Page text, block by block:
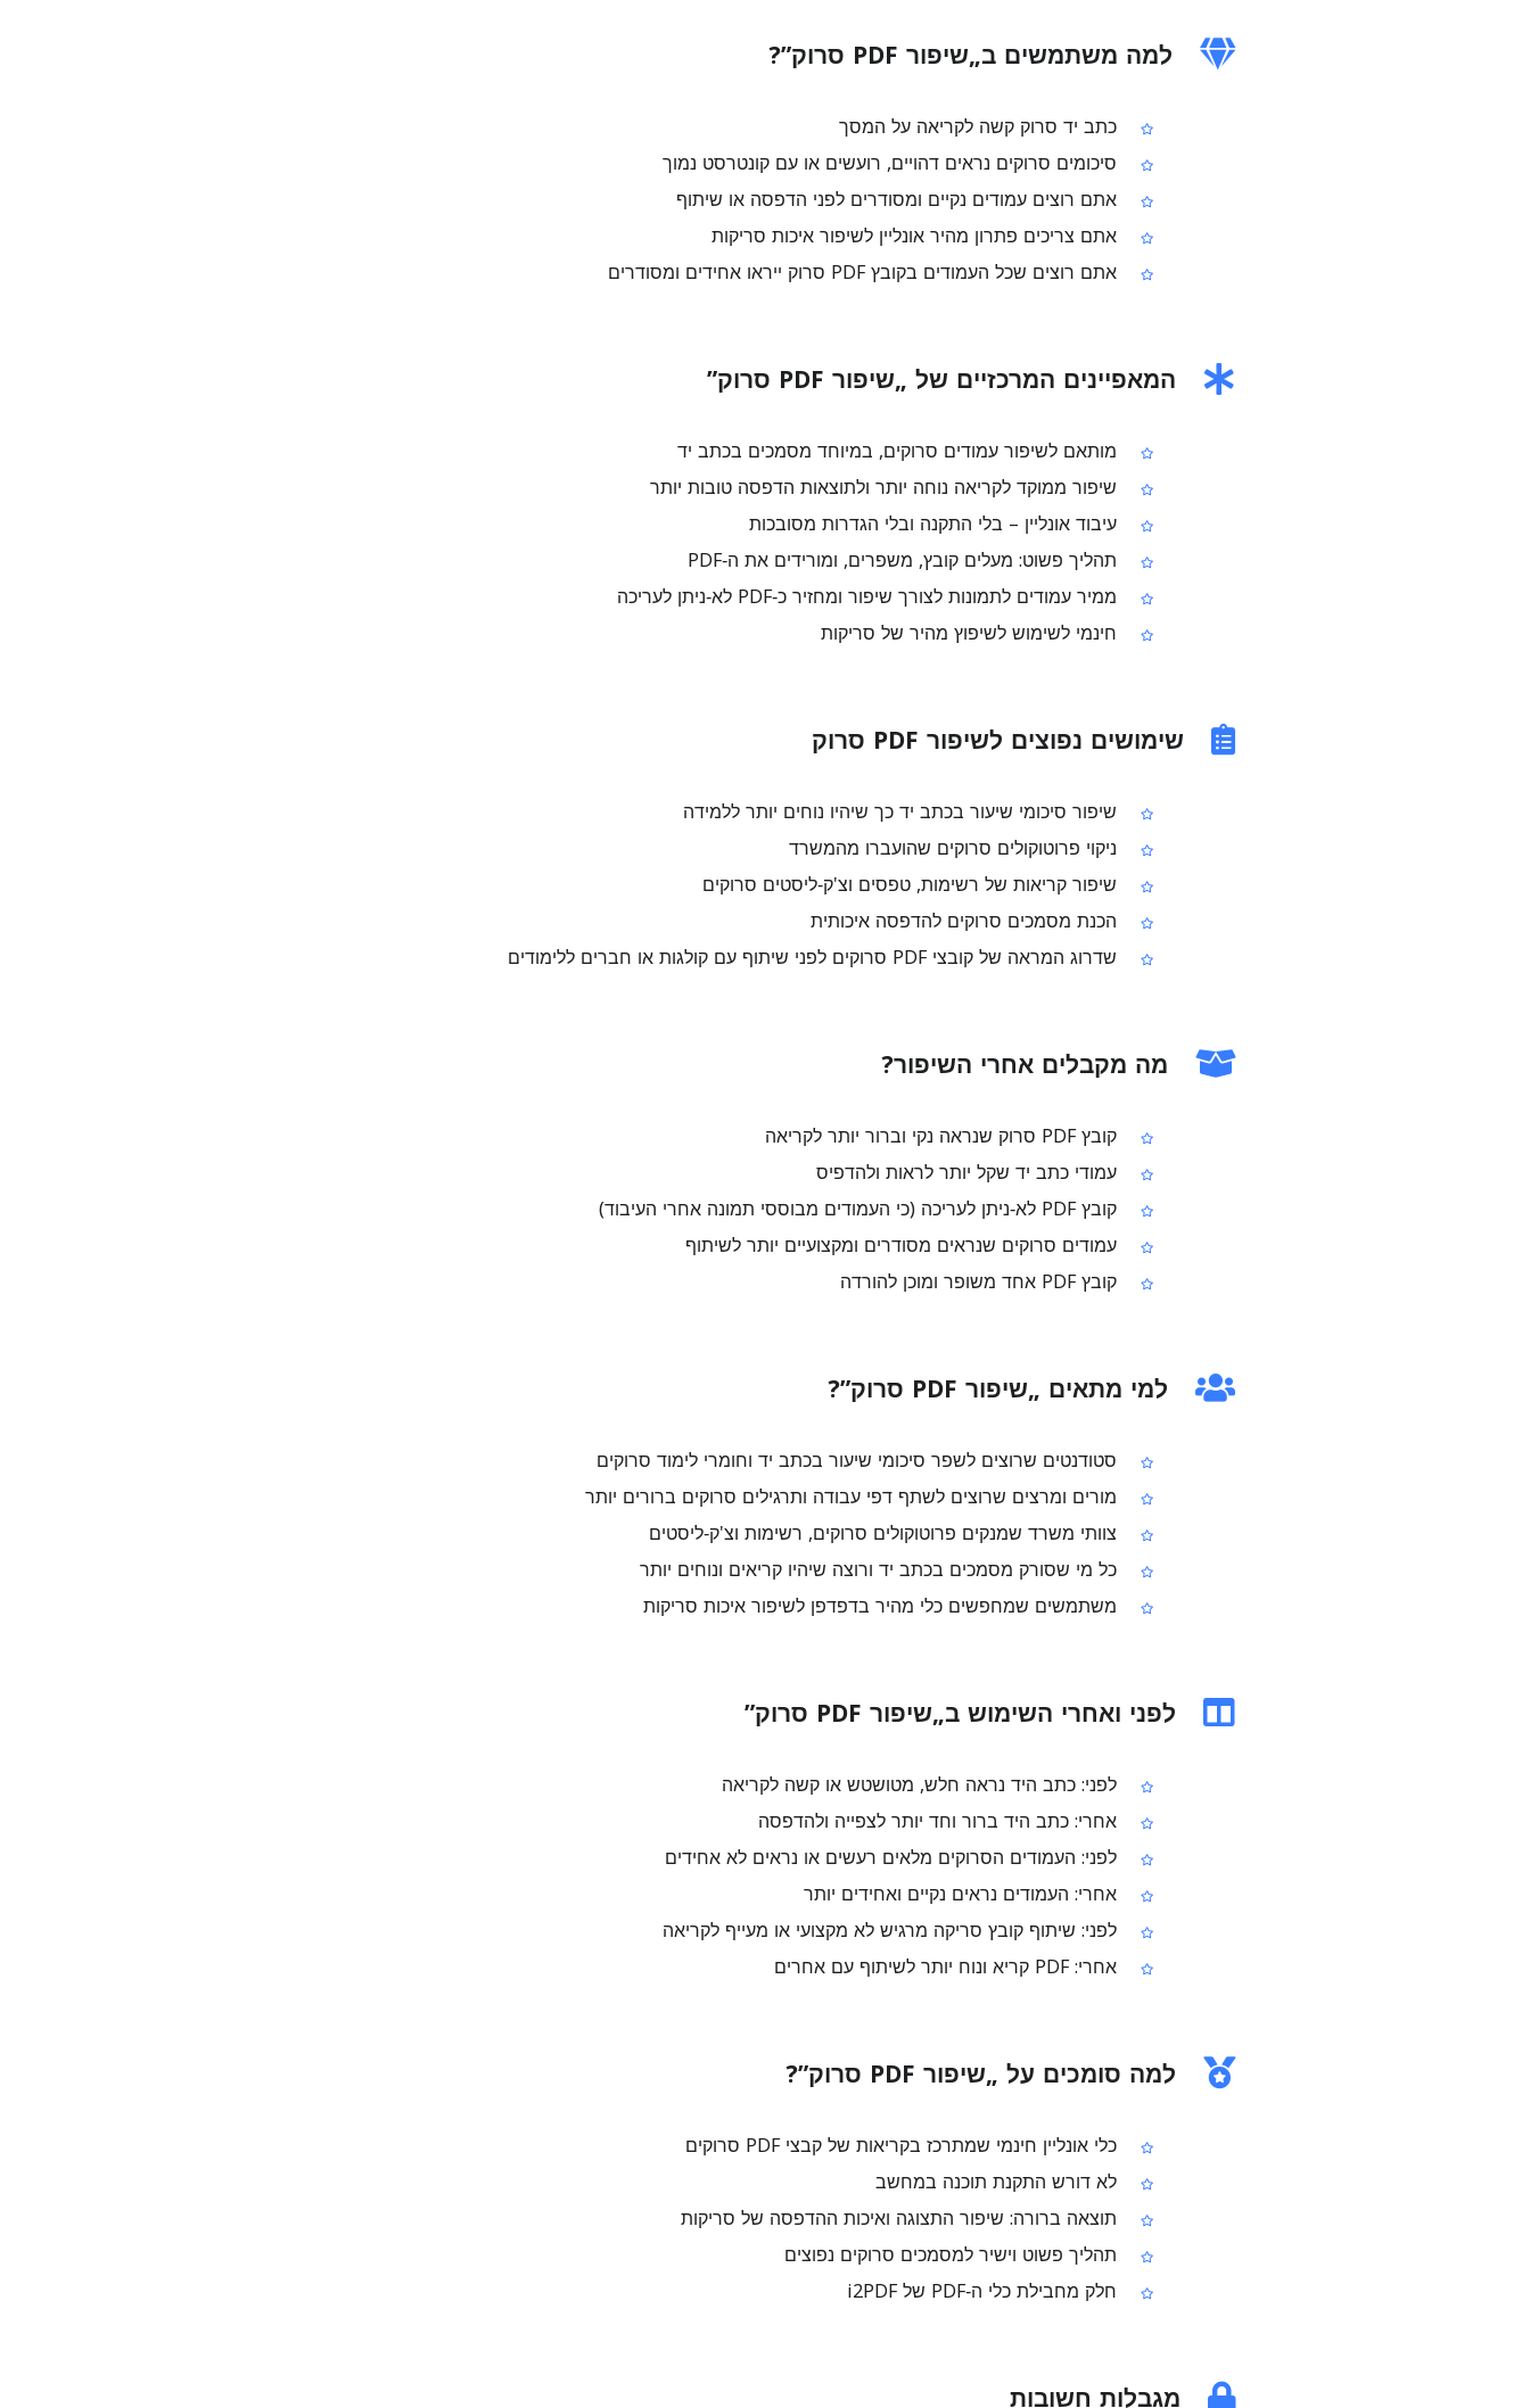
למה משתמשים ב„שיפור PDF סרוק”?
כתב יד סרוק קשה לקריאה על המסך
סיכומים סרוקים נראים דהויים, רועשים או עם קונטרסט נמוך
אתם רוצים עמודים נקיים ומסודרים לפני הדפסה או שיתוף
אתם צריכים פתרון מהיר אונליין לשיפור איכות סריקות
אתם רוצים שכל העמודים בקובץ PDF סרוק ייראו אחידים ומסודרים
המאפיינים המרכזיים של „שיפור PDF סרוק”
מותאם לשיפור עמודים סרוקים, במיוחד מסמכים בכתב יד
שיפור ממוקד לקריאה נוחה יותר ולתוצאות הדפסה טובות יותר
עיבוד אונליין – בלי התקנה ובלי הגדרות מסובכות
תהליך פשוט: מעלים קובץ, משפרים, ומורידים את ה‑PDF
ממיר עמודים לתמונות לצורך שיפור ומחזיר כ‑PDF לא‑ניתן לעריכה
חינמי לשימוש לשיפוץ מהיר של סריקות
שימושים נפוצים לשיפור PDF סרוק
שיפור סיכומי שיעור בכתב יד כך שיהיו נוחים יותר ללמידה
ניקוי פרוטוקולים סרוקים שהועברו מהמשרד
שיפור קריאות של רשימות, טפסים וצ'ק‑ליסטים סרוקים
הכנת מסמכים סרוקים להדפסה איכותית
שדרוג המראה של קובצי PDF סרוקים לפני שיתוף עם קולגות או חברים ללימודים
מה מקבלים אחרי השיפור?
קובץ PDF סרוק שנראה נקי וברור יותר לקריאה
עמודי כתב יד שקל יותר לראות ולהדפיס
קובץ PDF לא‑ניתן לעריכה (כי העמודים מבוססי תמונה אחרי העיבוד)
עמודים סרוקים שנראים מסודרים ומקצועיים יותר לשיתוף
קובץ PDF אחד משופר ומוכן להורדה
למי מתאים „שיפור PDF סרוק”?
סטודנטים שרוצים לשפר סיכומי שיעור בכתב יד וחומרי לימוד סרוקים
מורים ומרצים שרוצים לשתף דפי עבודה ותרגילים סרוקים ברורים יותר
צוותי משרד שמנקים פרוטוקולים סרוקים, רשימות וצ'ק‑ליסטים
כל מי שסורק מסמכים בכתב יד ורוצה שיהיו קריאים ונוחים יותר
משתמשים שמחפשים כלי מהיר בדפדפן לשיפור איכות סריקות
לפני ואחרי השימוש ב„שיפור PDF סרוק”
לפני: כתב היד נראה חלש, מטושטש או קשה לקריאה
אחרי: כתב היד ברור וחד יותר לצפייה ולהדפסה
לפני: העמודים הסרוקים מלאים רעשים או נראים לא אחידים
אחרי: העמודים נראים נקיים ואחידים יותר
לפני: שיתוף קובץ סריקה מרגיש לא מקצועי או מעייף לקריאה
אחרי: PDF קריא ונוח יותר לשיתוף עם אחרים
למה סומכים על „שיפור PDF סרוק”?
כלי אונליין חינמי שמתרכז בקריאות של קבצי PDF סרוקים
לא דורש התקנת תוכנה במחשב
תוצאה ברורה: שיפור התצוגה ואיכות ההדפסה של סריקות
תהליך פשוט וישיר למסמכים סרוקים נפוצים
חלק מחבילת כלי ה‑PDF של i2PDF
מגבלות חשובות